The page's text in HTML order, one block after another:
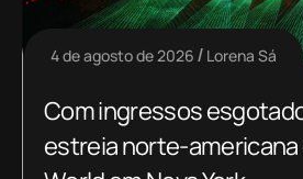
4 de agosto de 2026 Lorena Sá
Com ingressos
estreia norte-americana